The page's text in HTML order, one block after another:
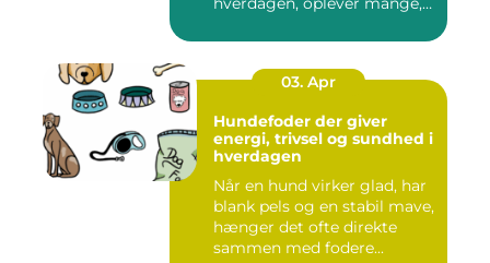
03. Apr
Hundefoder der giver
energi, trivsel og sundhed i
hverdagen
Når en hund virker glad, har
blank pels og en stabil mave,
hænger det ofte direkte
sammen med fodere...